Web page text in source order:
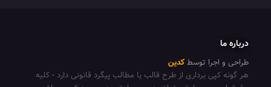
توسطکدین
برداری از طرح قالب یا مطالب پیگرد قانونی دارد-کلیه